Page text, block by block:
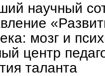
научный
мозг и
центр
таланта